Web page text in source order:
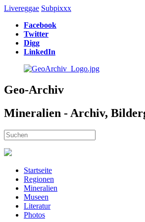
Livereggae Subpixxx
Facebook
Twitter
Digg
LinkedIn
Geo-Archiv
Mineralien - Archiv,
Startseite
Regionen
Mineralien
Museen
Literatur
Photos